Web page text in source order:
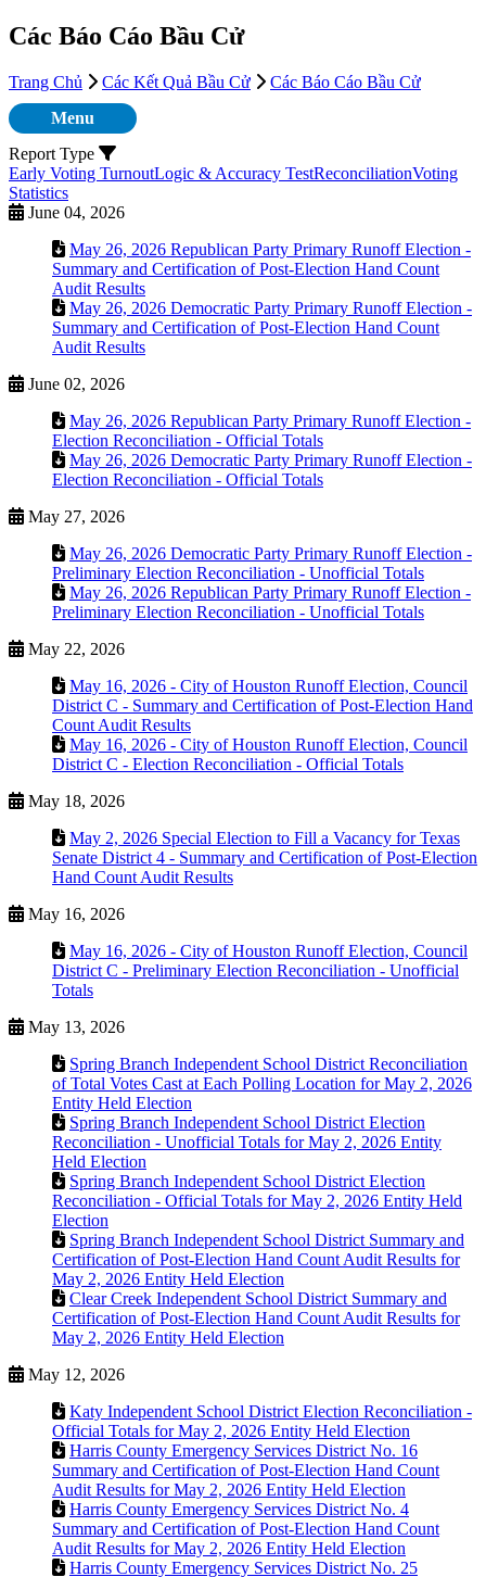
Các Báo Cáo Bầu Cử
Trang Chủ Các Kết Quả Bầu Cử
Các Báo Cáo Bầu Cử
Menu
Report Type
Early Voting TurnoutLogic & Accuracy TestReconciliationVoting
Statistics
June 04, 2026
May 26, 2026 Republican Party Primary Runoff Election -
Summary and Certification of Post-Election Hand Count
Audit Results
May 26, 2026 Democratic Party Primary Runoff Election -
Summary and Certification of Post-Election Hand Count
Audit Results
June 02, 2026
May 26, 2026 Republican Party Primary Runoff Election -
Election Reconciliation - Official Totals
May 26, 2026 Democratic Party Primary Runoff Election -
Election Reconciliation - Official Totals
May 27, 2026
May 26, 2026 Democratic Party Primary Runoff Election -
Preliminary Election Reconciliation - Unofficial Totals
May 26, 2026 Republican Party Primary Runoff Election -
Preliminary Election Reconciliation - Unofficial Totals
May 22, 2026
May 16, 2026 - City of Houston Runoff Election, Council
District C - Summary and Certification of Post-Election Hand
Count Audit Results
May 16, 2026 - City of Houston Runoff Election, Council
District C - Election Reconciliation - Official Totals
May 18, 2026
May 2, 2026 Special Election to Fill a Vacancy for Texas
Senate District 4 - Summary and Certification of Post-Election
Hand Count Audit Results
May 16, 2026
May 16, 2026 - City of Houston Runoff Election, Council
District C - Preliminary Election Reconciliation - Unofficial
Totals
May 13, 2026
Spring Branch Independent School District Reconciliation
of Total Votes Cast at Each Polling Location for May 2, 2026
Entity Held Election
Spring Branch Independent School District Election
Reconciliation - Unofficial Totals for May 2, 2026 Entity
Held Election
Spring Branch Independent School District Election
Reconciliation - Official Totals for May 2, 2026 Entity Held
Election
Spring Branch Independent School District Summary and
Certification of Post-Election Hand Count Audit Results for
May 2, 2026 Entity Held Election
Clear Creek Independent School District Summary and
Certification of Post-Election Hand Count Audit Results for
May 2, 2026 Entity Held Election
May 12, 2026
Katy Independent School District Election Reconciliation -
Official Totals for May 2, 2026 Entity Held Election
Harris County Emergency Services District No. 16
Summary and Certification of Post-Election Hand Count
Audit Results for May 2, 2026 Entity Held Election
Harris County Emergency Services District No. 4
Summary and Certification of Post-Election Hand Count
Audit Results for May 2, 2026 Entity Held Election
Harris County Emergency Services District No. 25